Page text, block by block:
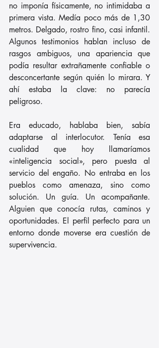
no imponía físicamente, no intimidaba a
primera vista. Medía poco más de 1,30
metros. Delgado, rostro fino, casi infantil.
Algunos testimonios hablan incluso de
rasgos ambiguos, una apariencia que
podía resultar extrañamente confiable o
desconcertante según quién lo mirara. Y
ahí estaba la clave: no parecía
peligroso.
Era educado, hablaba bien, sabía
adaptarse al interlocutor. Tenía esa
cualidad que hoy llamaríamos
«inteligencia social», pero puesta al
servicio del engaño. No entraba en los
pueblos como amenaza, sino como
solución. Un guía. Un acompañante.
Alguien que conocía rutas, caminos y
oportunidades. El perfil perfecto para un
entorno donde moverse era cuestión de
supervivencia.